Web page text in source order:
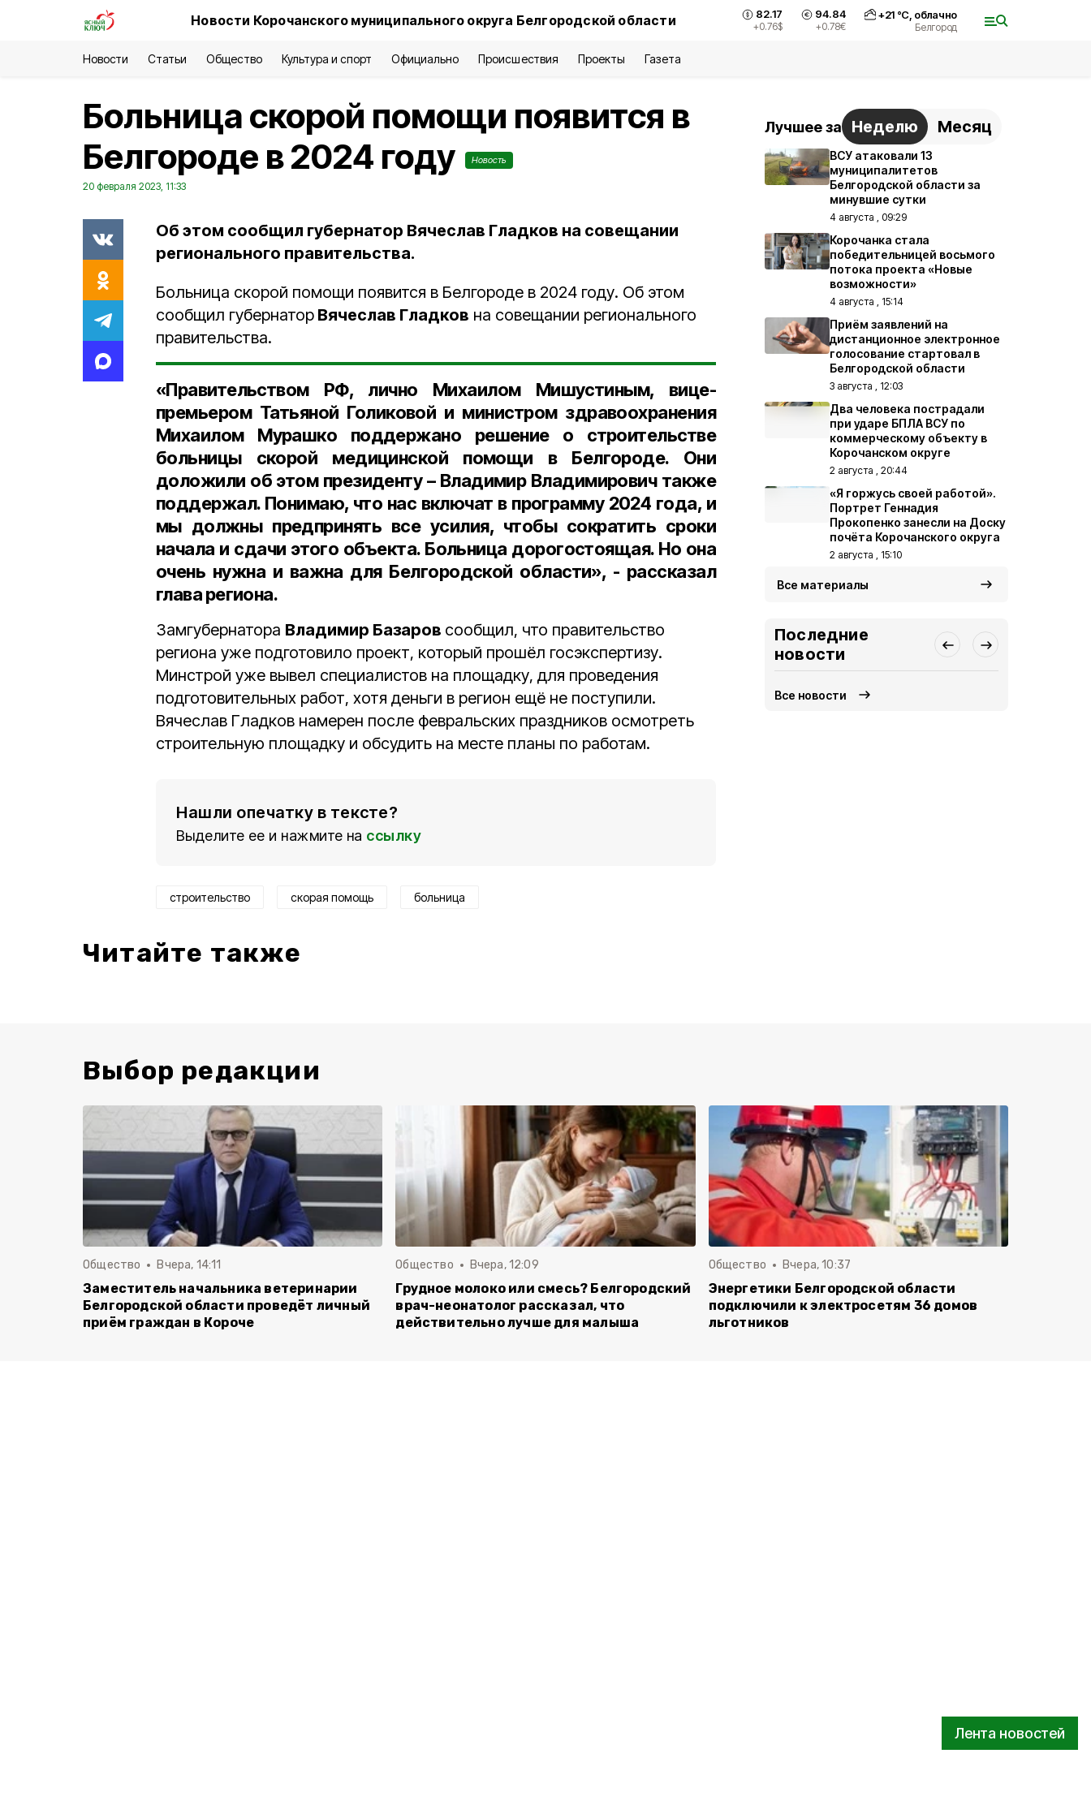
Новости Корочанского муниципального округа Белгородской области 82.17
+0.76$
94.84
+0.78€
+21°С, облачно
Белгород
Новости Статьи Общество Культура и спорт Официально Происшествия Проекты Газета
Лента новостей
Больница скорой помощи появится в
Белгороде в 2024 году
Новость
20 февраля 2023, 11:33
Об этом сообщил губернатор Вячеслав Гладков на совещании
регионального правительства.
Больница скорой помощи появится в Белгороде в 2024 году. Об этом
сообщил губернатор Вячеслав Гладков на совещании регионального
правительства.
«Правительством РФ, лично Михаилом Мишустиным, вице-
премьером Татьяной Голиковой и министром здравоохранения
Михаилом Мурашко поддержано решение о строительстве
больницы скорой медицинской помощи в Белгороде. Они
доложили об этом президенту – Владимир Владимирович также
поддержал. Понимаю, что нас включат в программу 2024 года, и
мы должны предпринять все усилия, чтобы сократить сроки
начала и сдачи этого объекта. Больница дорогостоящая. Но она
очень нужна и важна для Белгородской области», - рассказал
глава региона.
Замгубернатора Владимир Базаров сообщил, что правительство
региона уже подготовило проект, который прошёл госэкспертизу.
Минстрой уже вывел специалистов на площадку, для проведения
подготовительных работ, хотя деньги в регион ещё не поступили.
Вячеслав Гладков намерен после февральских праздников осмотреть
строительную площадку и обсудить на месте планы по работам.
Нашли опечатку в тексте?
Выделите ее и нажмите на ссылку
строительство скорая помощь больница
Читайте также
Лучшее за Неделю Месяц
ВСУ атаковали 13
муниципалитетов
Белгородской области за
минувшие сутки
4 августа , 09:29
Корочанка стала
победительницей восьмого
потока проекта «Новые
возможности»
4 августа , 15:14
Приём заявлений на
дистанционное электронное
голосование стартовал в
Белгородской области
3 августа , 12:03
Два человека пострадали
при ударе БПЛА ВСУ по
коммерческому объекту в
Корочанском округе
2 августа , 20:44
«Я горжусь своей работой».
Портрет Геннадия
Прокопенко занесли на Доску
почёта Корочанского округа
2 августа , 15:10
Все материалы
Последние
новости
Все новости
Выбор редакции
Общество Вчера, 14:11
Заместитель начальника ветеринарии
Белгородской области проведёт личный
приём граждан в Короче
Общество Вчера, 12:09
Грудное молоко или смесь? Белгородский
врач-неонатолог рассказал, что
действительно лучше для малыша
Общество Вчера, 10:37
Энергетики Белгородской области
подключили к электросетям 36 домов
льготников